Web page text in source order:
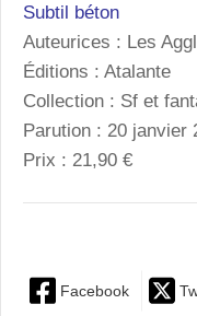
Subtil béton
Auteurices : Les
Éditions : Atalante
Collection : Sf et
Parution : 20 janvier
Prix : 21,90 €
Facebook